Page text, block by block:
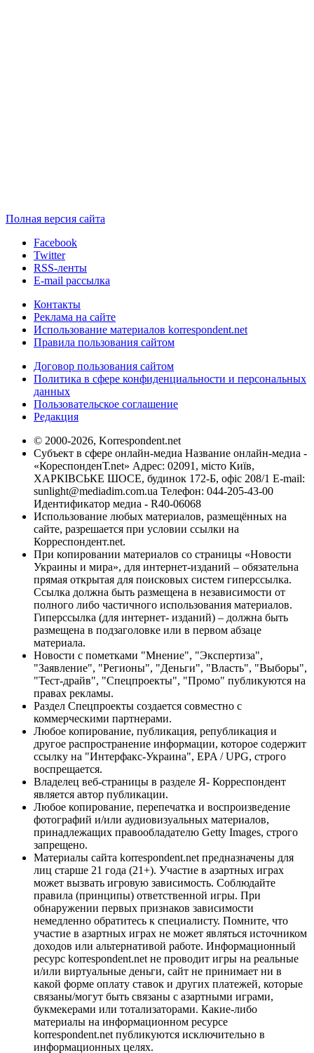
Полная версия сайта
Facebook
Twitter
RSS-ленты
E-mail рассылка
Контакты
Реклама на сайте
Использование материалов korrespondent.net
Правила пользования сайтом
Договор пользования сайтом
Политика в сфере конфиденциальности и персональных
данных
Пользовательское соглашение
Редакция
© 2000-2026, Korrespondent.net
Субъект в сфере онлайн-медиа Название онлайн-медиа -
«КореспонденТ.net» Адрес: 02091, місто Київ,
ХАРКІВСЬКЕ ШОСЕ, будинок 172-Б, офіс 208/1 E-mail:
sunlight@mediadim.com.ua Телефон: 044-205-43-00
Идентификатор медиа - R40-06068
Использование любых материалов, размещённых на
сайте, разрешается при условии ссылки на
Корреспондент.net.
При копировании материалов со страницы «Новости
Украины и мира», для интернет-изданий – обязательна
прямая открытая для поисковых систем гиперссылка.
Ссылка должна быть размещена в независимости от
полного либо частичного использования материалов.
Гиперссылка (для интернет- изданий) – должна быть
размещена в подзаголовке или в первом абзаце
материала.
Новости с пометками "Мнение", "Экспертиза",
"Заявление", "Регионы", "Деньги", "Власть", "Выборы",
"Тест-драйв", "Спецпроекты", "Промо" публикуются на
правах рекламы.
Раздел Спецпроекты создается совместно с
коммерческими партнерами.
Любое копирование, публикация, републикация и
другое распространение информации, которое содержит
ссылку на "Интерфакс-Украина", EPA / UPG, строго
воспрещается.
Владелец веб-страницы в разделе Я- Корреспондент
является автор публикации.
Любое копирование, перепечатка и воспроизведение
фотографий и/или аудиовизуальных материалов,
принадлежащих правообладателю Getty Images, строго
запрещено.
Материалы сайта korrespondent.net предназначены для
лиц старше 21 года (21+). Участие в азартных играх
может вызвать игровую зависимость. Соблюдайте
правила (принципы) ответственной игры. При
обнаружении первых признаков зависимости
немедленно обратитесь к специалисту. Помните, что
участие в азартных играх не может являться источником
доходов или альтернативой работе. Информационный
ресурс korrespondent.net не проводит игры на реальные
и/или виртуальные деньги, сайт не принимает ни в
какой форме оплату ставок и других платежей, которые
связаны/могут быть связаны с азартными играми,
букмекерами или тотализаторами. Какие-либо
материалы на информационном ресурсе
korrespondent.net публикуются исключительно в
информационных целях.